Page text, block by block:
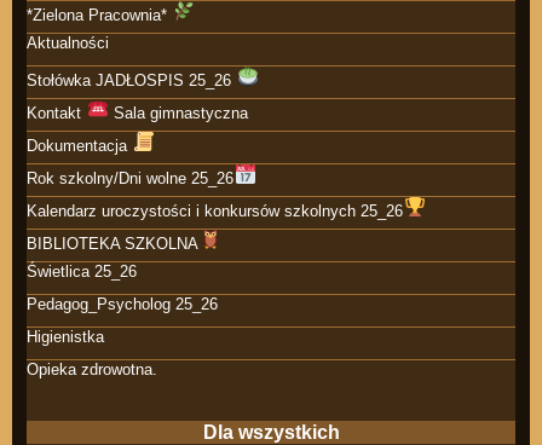
*Zielona Pracownia*
Aktualności
Stołówka JADŁOSPIS 25_26
Kontakt
Sala gimnastyczna
Dokumentacja
Rok szkolny/Dni wolne 25_26
Kalendarz uroczystości i konkursów szkolnych 25_26
BIBLIOTEKA SZKOLNA
Świetlica 25_26
Pedagog_Psycholog 25_26
Higienistka
Opieka zdrowotna.
Dla wszystkich